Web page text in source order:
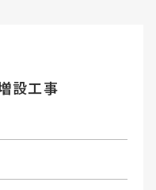
設工事